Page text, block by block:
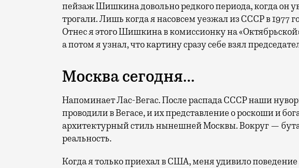
пейзаж Шишкина довольно редкого периода, когда он
трогали. Лишь когда я насовсем уезжал из СССР в 1977
Отнес я этого Шишкина в комиссионку на
а потом я узнал, что картину сразу себе взял
Москва сегодня…
Напоминает Лас-Вегас. После распада СССР наши
проводили в Вегасе, и их представление о роскоши и
архитектурный стиль нынешней Москвы. Вокруг —
реальность.
Когда я только приехал в США, меня удивило